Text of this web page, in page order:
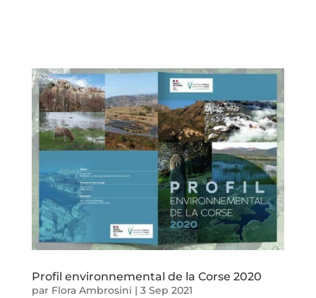
Profil environnemental de la Corse 2020
par Flora Ambrosini | 3 Sep 2021